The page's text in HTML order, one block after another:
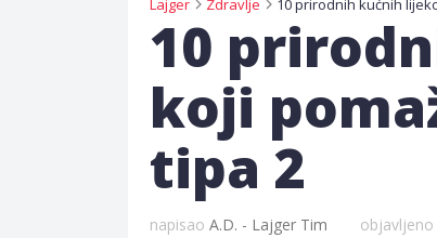
10
koji
tipa 2
napisao A.D. - Lajger Tim objavljeno